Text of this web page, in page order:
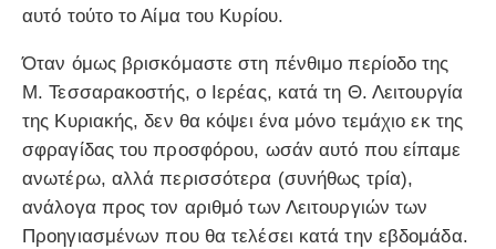
αυτό τούτο το Αίμα του Κυρίου.
Όταν όμως βρισκόμαστε στη πένθιμο περίοδο της
Μ. Τεσσαρακοστής, ο Ιερέας, κατά τη Θ. Λειτουργία
της Κυριακής, δεν θα κόψει ένα μόνο τεμάχιο εκ της
σφραγίδας του προσφόρου, ωσάν αυτό που είπαμε
ανωτέρω, αλλά περισσότερα (συνήθως τρία),
ανάλογα προς τον αριθμό των Λειτουργιών των
Προηγιασμένων που θα τελέσει κατά την εβδομάδα.